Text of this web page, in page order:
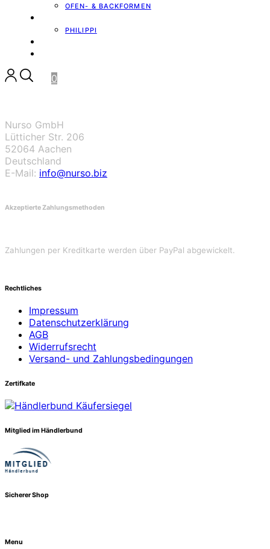
OFEN- & BACKFORMEN
PHILIPPI
0
Nurso GmbH
Lütticher Str. 206
52064 Aachen
Deutschland
E-Mail: info@nurso.biz
Akzeptierte Zahlungsmethoden
Zahlungen per Kreditkarte werden über PayPal abgewickelt.
Rechtliches
Impressum
Datenschutzerklärung
AGB
Widerrufsrecht
Versand- und Zahlungsbedingungen
Zertifkate
Mitglied im Händlerbund
Sicherer Shop
Menu